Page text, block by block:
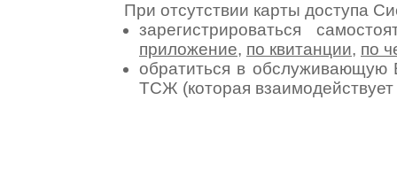
При отсутствии карты доступа
зарегистрироваться
приложение, по квитанции, по
обратиться в
ТСЖ (которая